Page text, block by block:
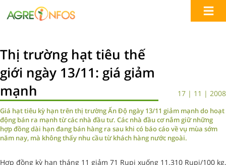
Thị trường hạt tiêu thế
giới ngày 13/11: giá giảm
mạnh
17 | 11 | 2008
Giá hạt tiêu kỳ hạn trên thị trường Ấn Độ ngày 13/11 giảm mạnh do hoạt
động bán ra mạnh từ các nhà đầu tư. Các nhà đầu cơ nắm giữ những
hợp đồng dài hạn đang bán hàng ra sau khi có báo cáo về vụ mùa sớm
năm nay, mà không thấy nhu cầu từ khách hàng nước ngoài.
Hợp đồng kỳ hạn tháng 11 giảm 71 Rupi xuống 11.310 Rupi/100 kg,